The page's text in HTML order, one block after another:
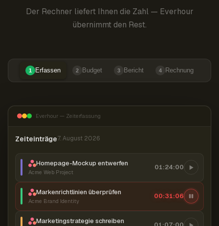
Der Rechner liefert Ihnen die Zahl — Everhour
übernimmt den Rest.
1 Erfassen 2 Budget 3 Bericht 4 Rechnung
Everhour — Zeiterfassung
Zeiteinträge7. August 2026
Homepage-Mockup entwerfen
Acme Web Project
01:24:00
Markenrichtlinien überprüfen
Acme Brand Identity
00:31:06
Marketingstrategie schreiben